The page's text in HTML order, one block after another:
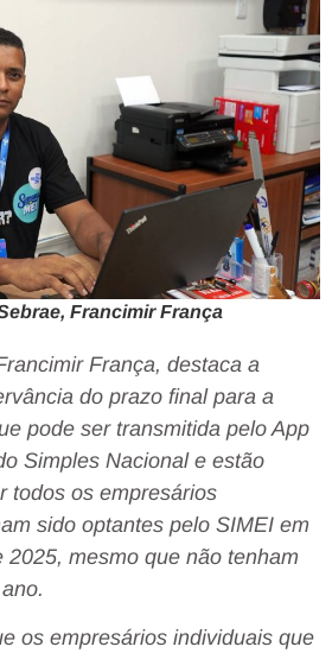
Francimir França
França, destaca a
do prazo final para a
pode ser transmitida pelo App
Simples Nacional e estão
todos os empresários
sido optantes pelo SIMEI em
mesmo que não tenham
os empresários individuais que